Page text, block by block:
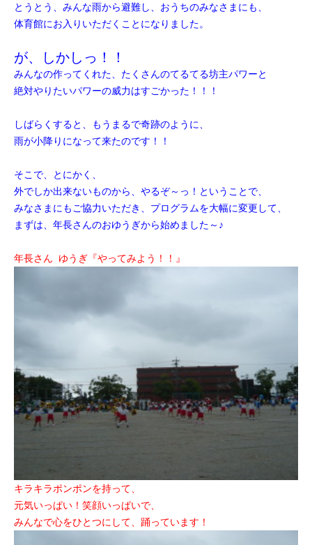
とうとう、みんな雨から避難し、おうちのみなさまにも、
体育館にお入りいただくことになりました。
が、しかしっ！！
みんなの作ってくれた、たくさんのてるてる坊主パワーと
絶対やりたいパワーの威力はすごかった！！！
しばらくすると、もうまるで奇跡のように、
雨が小降りになって来たのです！！
そこで、とにかく、
外でしか出来ないものから、 やるぞ～っ！ということで、
みなさまにもご協力いただき、プログラムを大幅に変更して、
まずは、年長さんのおゆうぎから始めました～♪
年長さん ゆうぎ『やってみよう！！』
キラキラポンポンを持って、
元気いっぱい！笑顔いっぱいで、
みんなで心をひとつにして、踊っています！